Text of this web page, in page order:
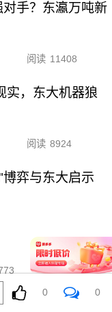
手？东瀛万吨新
阅读 11408
实，东大机器狼
阅读 8924
弈与东大启示
08-04
理断网\"，特朗
0 0